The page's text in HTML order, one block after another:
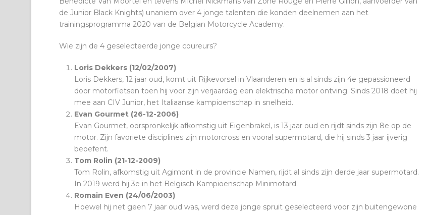
de Junior Black Knights) unaniem over 4 jonge talenten die konden deelnemen aan het
trainingsprogramma 2020 van de Belgian Motorcycle Academy.
Wie zijn de 4 geselecteerde jonge coureurs?
Loris Dekkers (12/02/2007)
Loris Dekkers, 12 jaar oud, komt uit Rijkevorsel in Vlaanderen en is al sinds zijn 4e gepassioneerd
door motorfietsen toen hij voor zijn verjaardag een elektrische motor ontving. Sinds 2018 doet hij
mee aan CIV Junior, het Italiaanse kampioenschap in snelheid.
Evan Gourmet (26-12-2006)
Evan Gourmet, oorspronkelijk afkomstig uit Eigenbrakel, is 13 jaar oud en rijdt sinds zijn 8e op de
motor. Zijn favoriete disciplines zijn motorcross en vooral supermotard, die hij sinds 3 jaar ijverig
beoefent.
Tom Rolin (21-12-2009)
Tom Rolin, afkomstig uit Agimont in de provincie Namen, rijdt al sinds zijn derde jaar supermotard.
In 2019 werd hij 3e in het Belgisch Kampioenschap Minimotard.
Romain Even (24/06/2003)
Hoewel hij net geen 7 jaar oud was, werd deze jonge spruit geselecteerd voor zijn buitengewone